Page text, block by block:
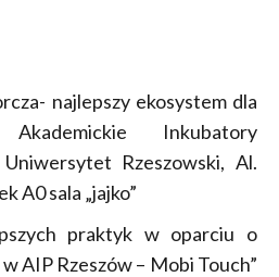
najlepszy ekosystem dla
Inkubatory
Uniwersytet Rzeszowski, Al.
A0 sala „jajko”
praktyk w oparciu o
AIP Rzeszów – Mobi Touch”